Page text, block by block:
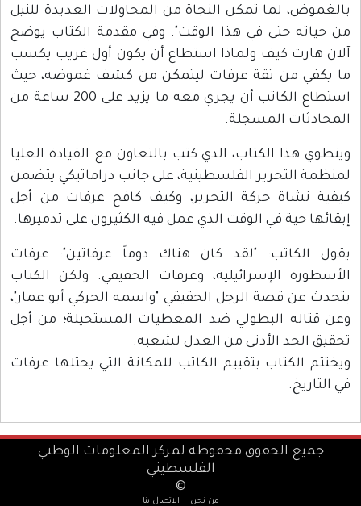
بالغموض، لما تمكن النجاة من المحاولات العديدة للنيل
من حياته حتى في هذا الوقت". وفي مقدمة الكتاب يوضح
آلان هارت كيف ولماذا استطاع أن يكون أول غريب يكسب
ما يكفي من ثقة عرفات ليتمكن من كشف غموضه، حيث
استطاع الكاتب أن يجري معه ما يزيد على 200 ساعة من
المحادثات المسجلة.
وينطوي هذا الكتاب، الذي كتب بالتعاون مع القيادة العليا
لمنظمة التحرير الفلسطينية، على جانب دراماتيكي يتضمن
كيفية نشاة حركة التحرير، وكيف كافح عرفات من أجل
إبقائها حية في الوقت الذي عمل فيه الكثيرون على تدميرها.
يقول الكاتب: "لقد كان هناك دوماً عرفاتين": عرفات
الأسطورة الإسرائيلية، وعرفات الحقيقي. ولكن الكتاب
يتحدث عن قصة الرجل الحقيقي "واسمه الحركي أبو عمار"،
وعن قتاله البطولي ضد المعطيات المستحيلة؛ من أجل
تحقيق الحد الأدنى من العدل لشعبه.
ويختتم الكتاب بتقييم الكاتب للمكانة التي يحتلها عرفات
في التاريخ.
جميع الحقوق محفوظة لمركز المعلومات الوطني
الفلسطيني
©
من نحن الاتصال بنا